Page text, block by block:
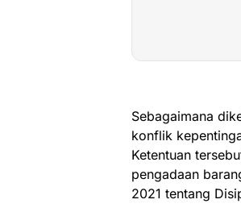
Sebagaimana
konflik
Ketentuan
pengadaan
2021 tentang